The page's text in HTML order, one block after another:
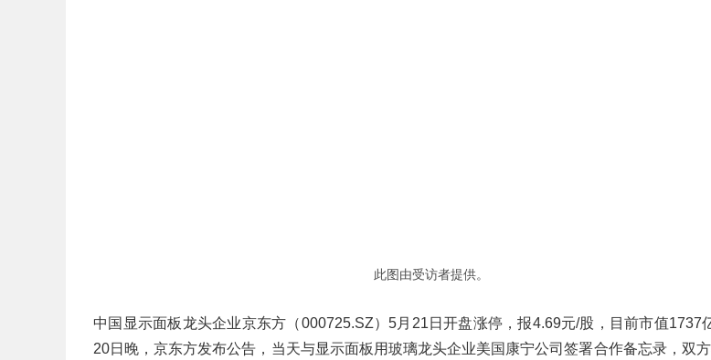
此图由受访者提供。
中国显示面板龙头企业京东方（000725.SZ）5月21日开盘涨停，报4.69元/股，目前市值1737
20日晚，京东方发布公告，当天与显示面板用玻璃龙头企业美国康宁公司签署合作备忘录，双